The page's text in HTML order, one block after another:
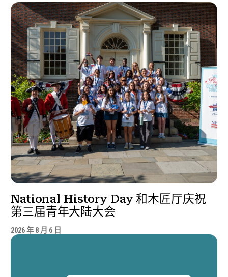
National History Day 和木匠厅庆祝
第三届青年大陆大会
2026 年 8 月 6 日